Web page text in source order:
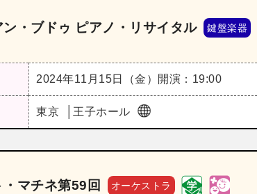
・ブドゥ ピアノ・リサイタル 鍵盤楽器
2024年11月15日（金） 開演：19:00
東京 王子ホール
マチネ第59回 オーケストラ